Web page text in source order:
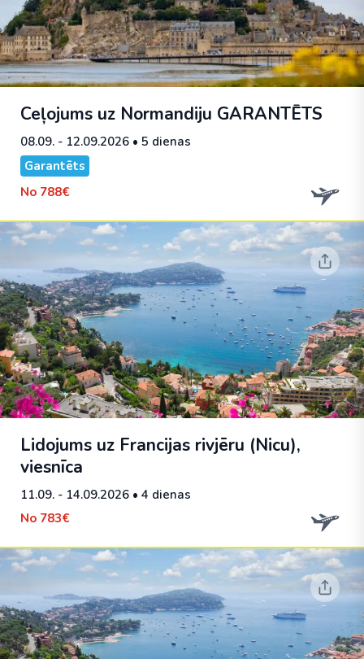
Ceļojums uz Normandiju GARANTĒTS
08.09. - 12.09.2026 • 5 dienas
Garantēts
No 788€
Lidojums uz Francijas rivjēru (Nicu),
viesnīca
11.09. - 14.09.2026 • 4 dienas
No 783€